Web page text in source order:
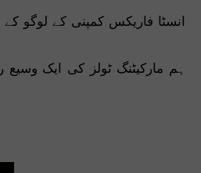
انسٹا فاریکس کمپنی کے لوگو
ہم مارکیٹنگ ٹولز کی ایک